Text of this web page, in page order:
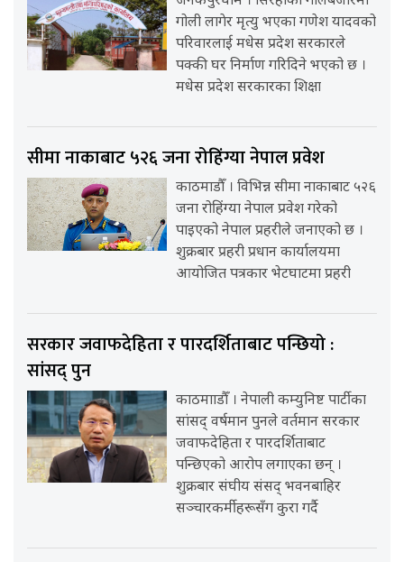
गोली लागेर मृत्यु भएका गणेश यादवको
परिवारलाई मधेस प्रदेश सरकारले
पक्की घर निर्माण गरिदिने भएको छ ।
मधेस प्रदेश सरकारका शिक्षा
सीमा नाकाबाट ५२६ जना रोहिंग्या नेपाल प्रवेश
काठमाडौँ । विभिन्न सीमा नाकाबाट ५२६
जना रोहिंग्या नेपाल प्रवेश गरेको
पाइएको नेपाल प्रहरीले जनाएको छ ।
शुक्रबार प्रहरी प्रधान कार्यालयमा
आयोजित पत्रकार भेटघाटमा प्रहरी
सरकार जवाफदेहिता र पारदर्शिताबाट पन्छियो :
सांसद् पुन
काठमााडौँ । नेपाली कम्युनिष्ट पार्टीका
सांसद् वर्षमान पुनले वर्तमान सरकार
जवाफदेहिता र पारदर्शिताबाट
पन्छिएको आरोप लगाएका छन् ।
शुक्रबार संघीय संसद् भवनबाहिर
सञ्चारकर्मीहरूसँग कुरा गर्दै